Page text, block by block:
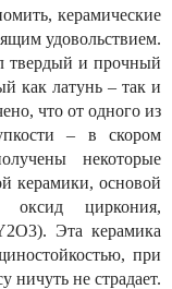
керамические
удовольствием.
твердый и прочный
как латунь – так и
что от одного из
– в скором
некоторые
керамики, основой
циркония,
Эта керамика
при
ничуть не страдает.